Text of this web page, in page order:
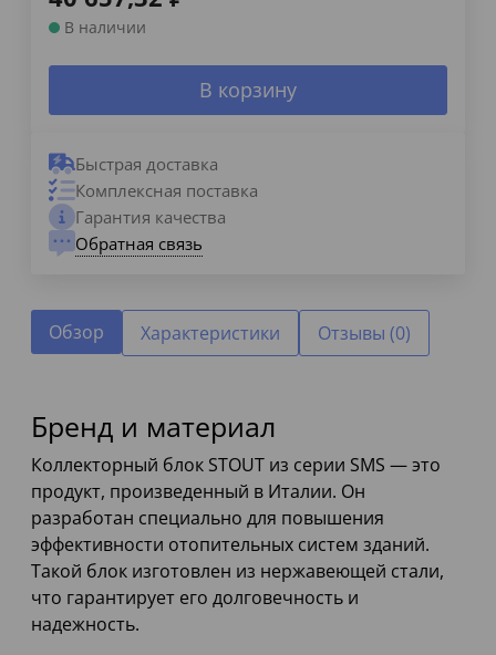
В наличии
В корзину
Быстрая доставка
Комплексная поставка
Гарантия качества
Обратная связь
Обзор Характеристики Отзывы (0)
Бренд и материал
Коллекторный блок STOUT из серии SMS — это
продукт, произведенный в Италии. Он
разработан специально для повышения
эффективности отопительных систем зданий.
Такой блок изготовлен из нержавеющей стали,
что гарантирует его долговечность и
надежность.